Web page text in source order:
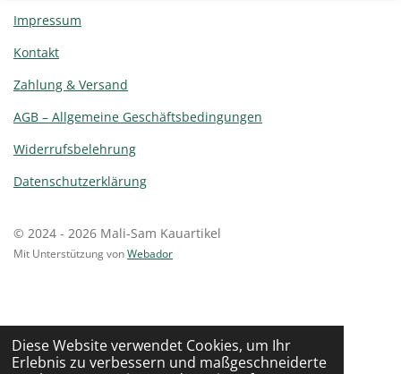
Diese Website verwendet Cookies, um Ihr
Erlebnis zu verbessern und maßgeschneiderte
Impressum
Kontakt
Zahlung & Versand
AGB – Allgemeine Geschäftsbedingungen
Widerrufsbelehrung
Datenschutzerklärung
© 2024 - 2026 Mali-Sam Kauartikel
Mit Unterstützung von Webador